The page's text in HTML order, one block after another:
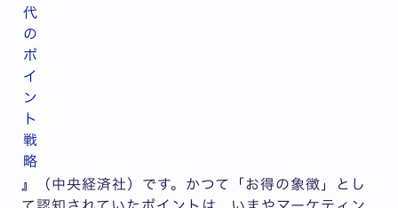
代
の
ポ
イ
ン
ト
戦
略
』（中央経済社）です。かつて「お得の象徴」とし